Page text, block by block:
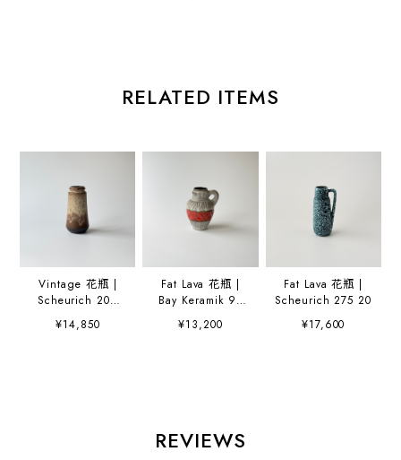
RELATED ITEMS
Vintage 花瓶 |
Scheurich 209
18
¥14,850
Fat Lava 花瓶 |
Bay Keramik 95
17
¥13,200
Fat Lava 花瓶 |
Scheurich 275 20
¥17,600
REVIEWS